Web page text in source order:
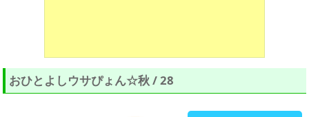
おひとよしウサぴょん☆秋 / 28